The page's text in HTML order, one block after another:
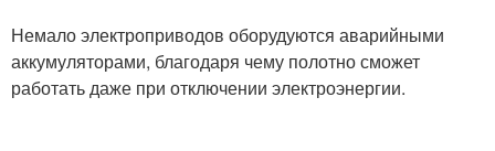
Немало электроприводов оборудуются аварийными
аккумуляторами, благодаря чему полотно сможет
работать даже при отключении электроэнергии.